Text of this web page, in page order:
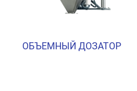
ОБЪЕМНЫЙ ДОЗАТОР